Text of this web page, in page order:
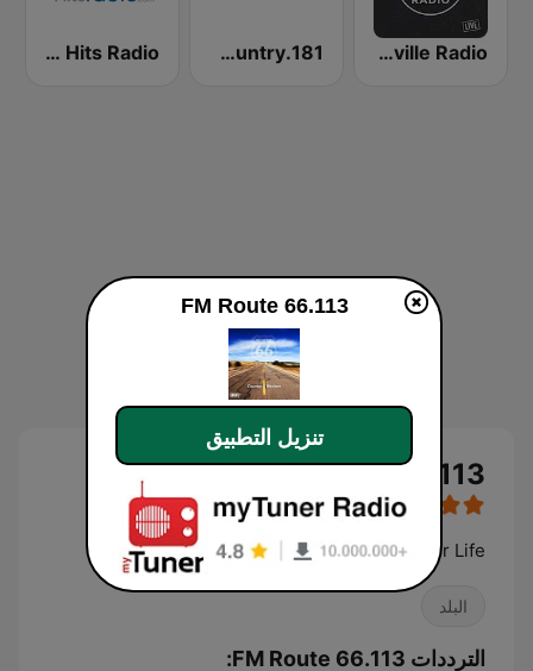
Opry Nashville Radio
181.fm - 80's Country
Country - Hits Radio
113.FM Route 66 بث حي
It's Your Music, Your Life.
البلد
الترددات 113.FM Route 66:
113.FM Route 66
تنزيل التطبيق